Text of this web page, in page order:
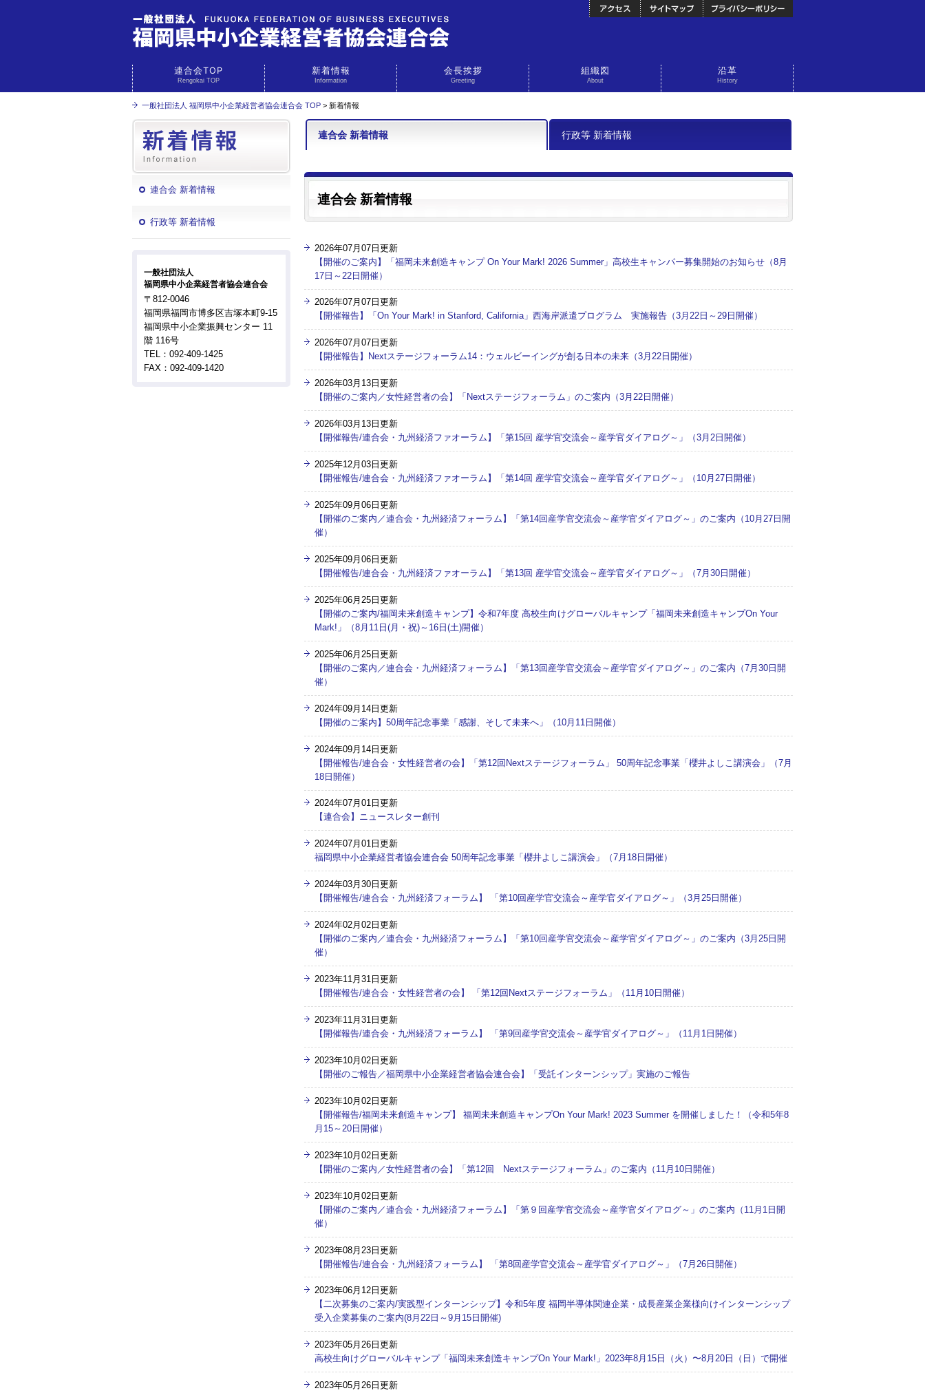
連合会TOP
Rengokai TOP
新着情報
Information
会長挨拶
Greeting
組織図
About
沿革
History
一般社団法人 福岡県中小企業経営者協会連合会 TOP> 新着情報
連合会 新着情報
行政等 新着情報
一般社団法人
福岡県中小企業経営者協会連合会
〒812-0046
福岡県福岡市博多区吉塚本町9-15
福岡県中小企業振興センター 11
階 116号
TEL：092-409-1425
FAX：092-409-1420
連合会 新着情報 行政等 新着情報
連合会 新着情報
2026年07月07日更新
【開催のご案内】「福岡未来創造キャンプ On Your Mark! 2026 Summer」高校生キャンパー募集開始のお知らせ（8月
17日～22日開催）
2026年07月07日更新
【開催報告】「On Your Mark! in Stanford, California」西海岸派遣プログラム 実施報告（3月22日～29日開催）
2026年07月07日更新
【開催報告】Nextステージフォーラム14：ウェルビーイングが創る日本の未来（3月22日開催）
2026年03月13日更新
【開催のご案内／女性経営者の会】「Nextステージフォーラム」のご案内（3月22日開催）
2026年03月13日更新
【開催報告/連合会・九州経済ファオーラム】「第15回 産学官交流会～産学官ダイアログ～」（3月2日開催）
2025年12月03日更新
【開催報告/連合会・九州経済ファオーラム】「第14回 産学官交流会～産学官ダイアログ～」（10月27日開催）
2025年09月06日更新
【開催のご案内／連合会・九州経済フォーラム】「第14回産学官交流会～産学官ダイアログ～」のご案内（10月27日開
催）
2025年09月06日更新
【開催報告/連合会・九州経済ファオーラム】「第13回 産学官交流会～産学官ダイアログ～」（7月30日開催）
2025年06月25日更新
【開催のご案内/福岡未来創造キャンプ】令和7年度 高校生向けグローバルキャンプ「福岡未来創造キャンプOn Your
Mark!」（8月11日(月・祝)～16日(土)開催）
2025年06月25日更新
【開催のご案内／連合会・九州経済フォーラム】「第13回産学官交流会～産学官ダイアログ～」のご案内（7月30日開
催）
2024年09月14日更新
【開催のご案内】50周年記念事業「感謝、そして未来へ」（10月11日開催）
2024年09月14日更新
【開催報告/連合会・女性経営者の会】「第12回Nextステージフォーラム」 50周年記念事業「櫻井よしこ講演会」（7月
18日開催）
2024年07月01日更新
【連合会】ニュースレター創刊
2024年07月01日更新
福岡県中小企業経営者協会連合会 50周年記念事業「櫻井よしこ講演会」（7月18日開催）
2024年03月30日更新
【開催報告/連合会・九州経済フォーラム】 「第10回産学官交流会～産学官ダイアログ～」（3月25日開催）
2024年02月02日更新
【開催のご案内／連合会・九州経済フォーラム】「第10回産学官交流会～産学官ダイアログ～」のご案内（3月25日開
催）
2023年11月31日更新
【開催報告/連合会・女性経営者の会】 「第12回Nextステージフォーラム」（11月10日開催）
2023年11月31日更新
【開催報告/連合会・九州経済フォーラム】 「第9回産学官交流会～産学官ダイアログ～」（11月1日開催）
2023年10月02日更新
【開催のご報告／福岡県中小企業経営者協会連合会】「受託インターンシップ」実施のご報告
2023年10月02日更新
【開催報告/福岡未来創造キャンプ】 福岡未来創造キャンプOn Your Mark! 2023 Summer を開催しました！（令和5年8
月15～20日開催）
2023年10月02日更新
【開催のご案内／女性経営者の会】「第12回 Nextステージフォーラム」のご案内（11月10日開催）
2023年10月02日更新
【開催のご案内／連合会・九州経済フォーラム】「第９回産学官交流会～産学官ダイアログ～」のご案内（11月1日開
催）
2023年08月23日更新
【開催報告/連合会・九州経済フォーラム】 「第8回産学官交流会～産学官ダイアログ～」（7月26日開催）
2023年06月12日更新
【二次募集のご案内/実践型インターンシップ】令和5年度 福岡半導体関連企業・成長産業企業様向けインターンシップ
受入企業募集のご案内(8月22日～9月15日開催)
2023年05月26日更新
高校生向けグローバルキャンプ「福岡未来創造キャンプOn Your Mark!」2023年8月15日（火）〜8月20日（日）で開催
2023年05月26日更新